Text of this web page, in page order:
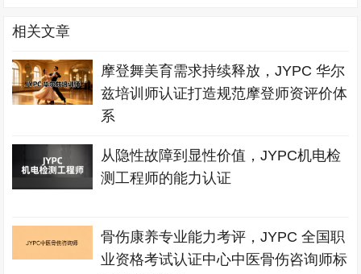
相关文章
摩登舞美育需求持续释放，JYPC 华尔
兹培训师认证打造规范摩登师资评价体
系
从隐性故障到显性价值，JYPC机电检
测工程师的能力认证
骨伤康养专业能力考评，JYPC 全国职
业资格考试认证中心中医骨伤咨询师标